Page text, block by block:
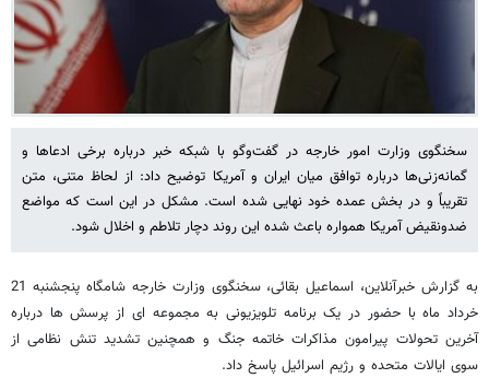
سخنگوی وزارت امور خارجه در گفت‌وگو با شبکه خبر درباره برخی ادعاها و
گمانه‌زنی‌ها درباره توافق میان ایران و آمریکا توضیح داد: از لحاظ متنی، متن
تقریباً و در بخش عمده خود نهایی شده است. مشکل در این است که مواضع
ضدونقیض آمریکا همواره باعث شده این روند دچار تلاطم و اخلال شود.
به گزارش خبرآنلاین، اسماعیل بقائی، سخنگوی وزارت خارجه شامگاه پنجشنبه 21
خرداد ماه با حضور در یک برنامه تلویزیونی به مجموعه ای از پرسش ها درباره
آخرین تحولات پیرامون مذاکرات خاتمه جنگ و همچنین تشدید تنش نظامی از
سوی ایالات متحده و رژیم اسرائیل پاسخ داد.